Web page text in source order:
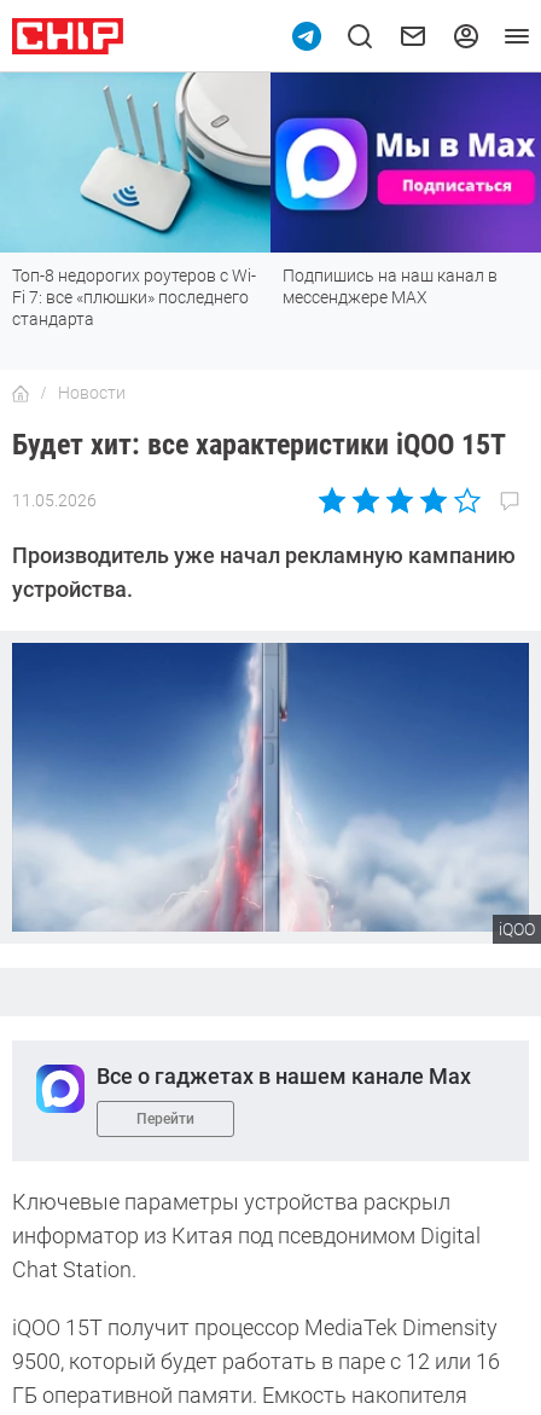
Топ-8 недорогих роутеров с Wi-
Fi 7: все «плюшки» последнего
стандарта
Подпишись на наш канал в
мессенджере МАХ
Новости
Будет хит: все характеристики iQOO 15T
11.05.2026
Автор:
Калашников
Производитель уже начал рекламную кампанию
устройства.
iQOO
Все о гаджетах в нашем канале Max
Перейти
Ключевые параметры устройства раскрыл
информатор из Китая под псевдонимом Digital
Chat Station.
iQOO 15T получит процессор MediaTek Dimensity
9500, который будет работать в паре с 12 или 16
ГБ оперативной памяти. Емкость накопителя